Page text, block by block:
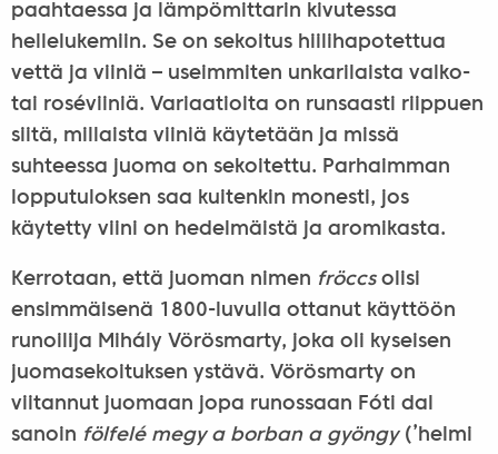
paahtaessa ja lämpömittarin kivutessa
hellelukemiin. Se on sekoitus hiilihapotettua
vettä ja viiniä – useimmiten unkarilaista valko-
tai roséviiniä. Variaatioita on runsaasti riippuen
siitä, millaista viiniä käytetään ja missä
suhteessa juoma on sekoitettu. Parhaimman
lopputuloksen saa kuitenkin monesti, jos
käytetty viini on hedelmäistä ja aromikasta.
Kerrotaan, että juoman nimen fröccsolisi
ensimmäisenä 1800-luvulla ottanut käyttöön
runoilija Mihály Vörösmarty, joka oli kyseisen
juomasekoituksen ystävä. Vörösmarty on
viitannut juomaan jopa runossaan Fóti dal
sanoin fölfelé megy a borban a gyöngy(’helmi